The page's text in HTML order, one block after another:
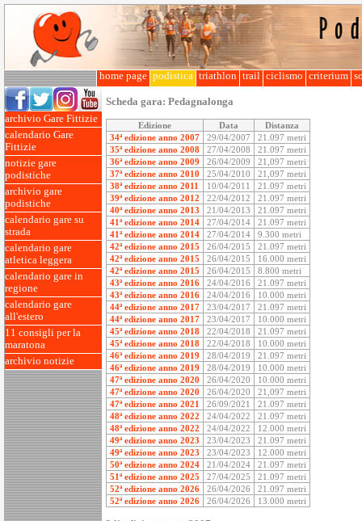
home page podistica triathlon trail ciclismo criterium
archivio Gare Fittizie
calendario Gare
Fittizie
notizie gare
podistiche
archivio gare
podistiche
calendario gare su
strada
calendario gare
atletica leggera
calendario gare in
regione
calendario gare
all'estero
11 consigli per la
maratona
archivio notizie
Scheda gara: Pedagnalonga
Edizione Data
Distanza
34ª edizione anno 2007
29/04/2007
21.097 metri
35ª edizione anno 2008
27/04/2008
21.097 metri
36ª edizione anno 2009
26/04/2009
21,097 metri
37ª edizione anno 2010
25/04/2010
21,097 metri
38ª edizione anno 2011
10/04/2011
21.097 metri
39ª edizione anno 2012
22/04/2012
21.097 metri
40ª edizione anno 2013
21/04/2013
21.097 metri
41ª edizione anno 2014
27/04/2014
21.097 metri
41ª edizione anno 2014
27/04/2014
9.300 metri
42ª edizione anno 2015
26/04/2015
21.097 metri
42ª edizione anno 2015
26/04/2015
16.000 metri
42ª edizione anno 2015
26/04/2015
8.800 metri
43ª edizione anno 2016
24/04/2016
21.097 metri
43ª edizione anno 2016
24/04/2016
10.000 metri
44ª edizione anno 2017
23/04/2017
21.097 metri
44ª edizione anno 2017
23/04/2017
10.000 metri
45ª edizione anno 2018
22/04/2018
21.097 metri
45ª edizione anno 2018
22/04/2018
10.000 metri
46ª edizione anno 2019
28/04/2019
21.097 metri
46ª edizione anno 2019
28/04/2019
10.000 metri
47ª edizione anno 2020
26/04/2020
10.000 metri
47ª edizione anno 2020
26/04/2020
21,097 metri
47ª edizione anno 2021
26/09/2021
21.097 metri
48ª edizione anno 2022
24/04/2022
21.097 metri
48ª edizione anno 2022
24/04/2022
12.000 metri
49ª edizione anno 2023
23/04/2023
21.097 metri
49ª edizione anno 2023
23/04/2023
12.000 metri
50ª edizione anno 2024
21/04/2024
21.097 metri
51ª edizione anno 2025
27/04/2025
21.097 metri
52ª edizione anno 2026
26/04/2026
21.097 metri
52ª edizione anno 2026
26/04/2026 13.000 metri